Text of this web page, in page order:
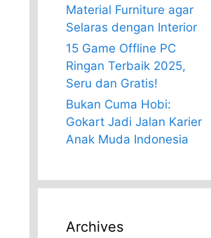
Material Furniture agar
Selaras dengan Interior
15 Game Offline PC
Ringan Terbaik 2025,
Seru dan Gratis!
Bukan Cuma Hobi:
Gokart Jadi Jalan Karier
Anak Muda Indonesia
Archives